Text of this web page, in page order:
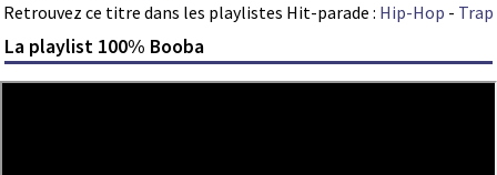
Retrouvez ce titre dans les playlistes Hit-parade : Hip-Hop - Trap
La playlist 100% Booba